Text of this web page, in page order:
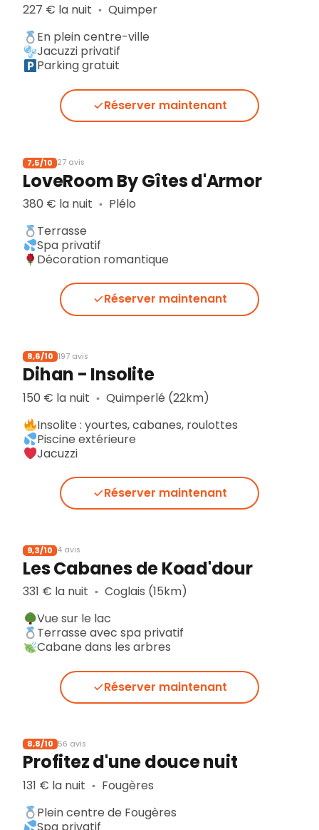
227 € la nuit ▪︎ Quimper
En plein centre-ville
Jacuzzi privatif
Parking gratuit
Réserver maintenant
7,5/10 27 avis
LoveRoom By Gîtes d'Armor
380 € la nuit ▪︎ Plélo
Terrasse
Spa privatif
Décoration romantique
Réserver maintenant
8,6/10 197 avis
Dihan - Insolite
150 € la nuit ▪︎ Quimperlé (22km)
Insolite : yourtes, cabanes, roulottes
Piscine extérieure
Jacuzzi
Réserver maintenant
9,3/10 4 avis
Les Cabanes de Koad'dour
331 € la nuit ▪︎ Coglais (15km)
Vue sur le lac
Terrasse avec spa privatif
Cabane dans les arbres
Réserver maintenant
8,8/10 56 avis
Profitez d'une douce nuit
131 € la nuit ▪︎ Fougères
Plein centre de Fougères
Spa privatif